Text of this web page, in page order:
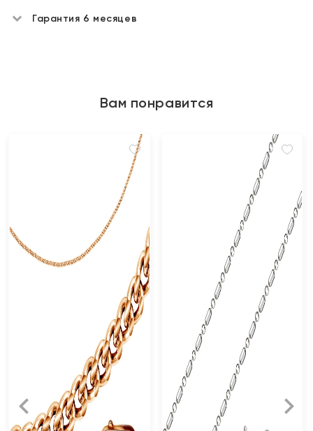
Гарантия 6 месяцев
Вам понравится